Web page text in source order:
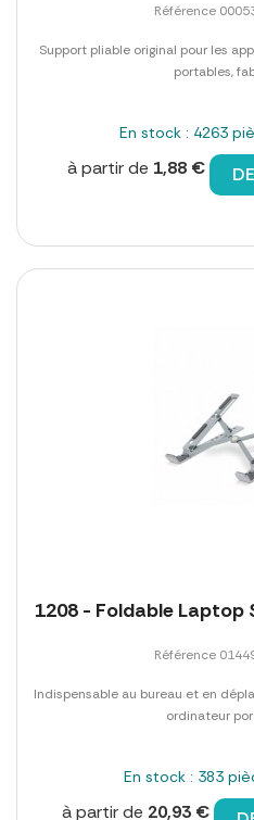
Référence
Support pliable original pour les
portables,
En stock : 4263
à partir de 1,88 €
1208 - Foldable
Référence
Indispensable au bureau et en
ordinateur
En stock : 383
à partir de 20,93 €